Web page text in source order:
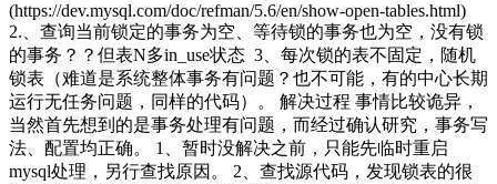
(https://dev.mysql.com/doc/refman/5.6/en/show-open-tables.html)
2.、查询当前锁定的事务为空、等待锁的事务也为空，没有锁
的事务？？但表N多in_use状态 3、每次锁的表不固定，随机
锁表（难道是系统整体事务有问题？也不可能，有的中心长期
运行无任务问题，同样的代码）。 解决过程 事情比较诡异，
当然首先想到的是事务处理有问题，而经过确认研究，事务写
法、配置均正确。 1、暂时没解决之前，只能先临时重启
mysql处理，另行查找原因。 2、查找源代码，发现锁表的很